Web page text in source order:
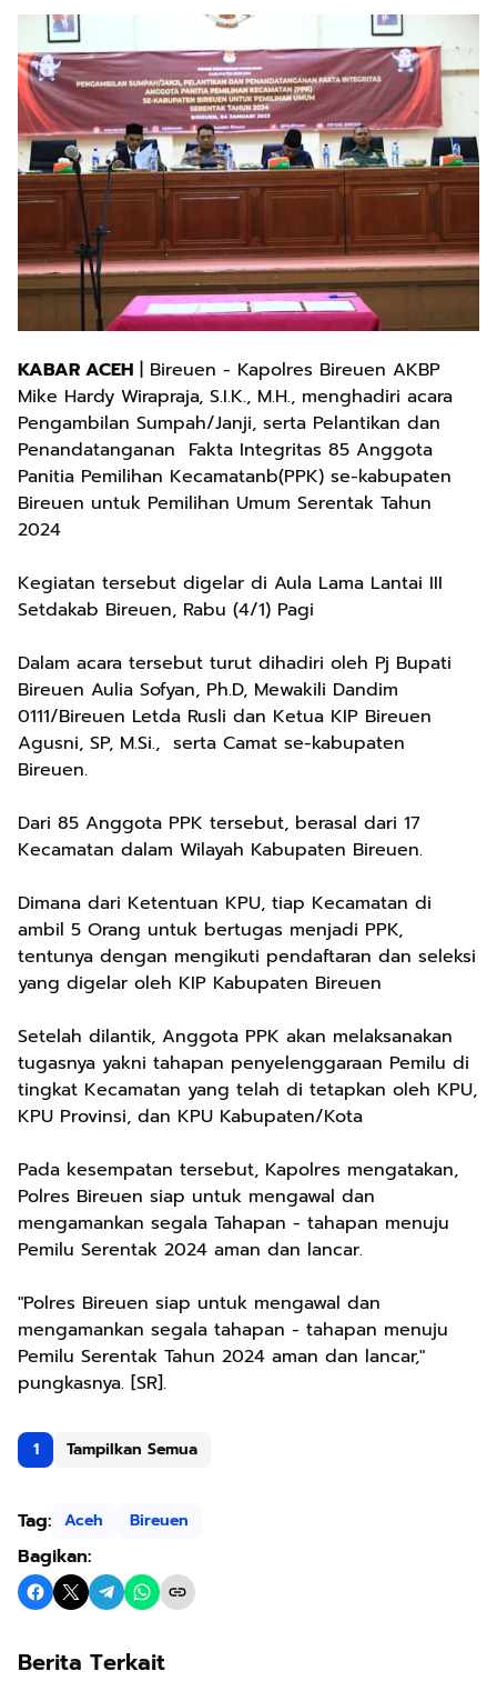
KABAR ACEH | Bireuen - Kapolres Bireuen AKBP
Mike Hardy Wirapraja, S.I.K., M.H., menghadiri acara
Pengambilan Sumpah/Janji, serta Pelantikan dan
Penandatanganan Fakta Integritas 85 Anggota
Panitia Pemilihan Kecamatanb(PPK) se-kabupaten
Bireuen untuk Pemilihan Umum Serentak Tahun
2024
Kegiatan tersebut digelar di Aula Lama Lantai III
Setdakab Bireuen, Rabu (4/1) Pagi
Dalam acara tersebut turut dihadiri oleh Pj Bupati
Bireuen Aulia Sofyan, Ph.D, Mewakili Dandim
0111/Bireuen Letda Rusli dan Ketua KIP Bireuen
Agusni, SP, M.Si., serta Camat se-kabupaten
Bireuen.
Dari 85 Anggota PPK tersebut, berasal dari 17
Kecamatan dalam Wilayah Kabupaten Bireuen.
Dimana dari Ketentuan KPU, tiap Kecamatan di
ambil 5 Orang untuk bertugas menjadi PPK,
tentunya dengan mengikuti pendaftaran dan seleksi
yang digelar oleh KIP Kabupaten Bireuen
Setelah dilantik, Anggota PPK akan melaksanakan
tugasnya yakni tahapan penyelenggaraan Pemilu di
tingkat Kecamatan yang telah di tetapkan oleh KPU,
KPU Provinsi, dan KPU Kabupaten/Kota
Pada kesempatan tersebut, Kapolres mengatakan,
Polres Bireuen siap untuk mengawal dan
mengamankan segala Tahapan - tahapan menuju
Pemilu Serentak 2024 aman dan lancar.
"Polres Bireuen siap untuk mengawal dan
mengamankan segala tahapan - tahapan menuju
Pemilu Serentak Tahun 2024 aman dan lancar,"
pungkasnya. [SR].
1 Tampilkan Semua
Tag: Aceh Bireuen
Bagikan:
Berita Terkait